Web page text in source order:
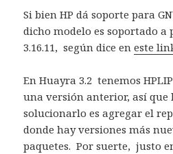
Si bien HP dá soporte para
dicho modelo es soportado
3.16.11, según dice eneste
En Huayra 3.2 tenemos
una versión anterior, así que
solucionarlo es agregar el
donde hay versiones más
paquetes. Por suerte, justo